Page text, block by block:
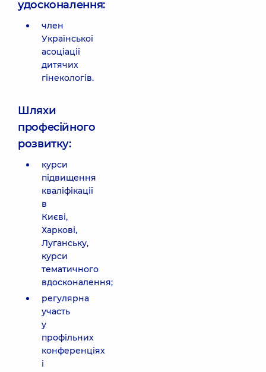
удосконалення:
член
Української
асоціації
дитячих
гінекологів.
Шляхи
професійного
розвитку:
курси
підвищення
кваліфікації
в
Києві,
Харкові,
Луганську,
курси
тематичного
вдосконалення;
регулярна
участь
у
профільних
конференціях
і